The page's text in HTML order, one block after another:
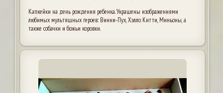
Капкейки на день рождения ребенка. Украшены изображениями
любимых мультяшных героев: Винни-Пух, Хэлло Китти, Миньоны, а
также собачки и божьи коровки.